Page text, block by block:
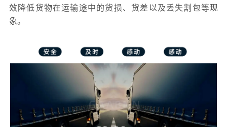
效降低货物在运输途中的货损、货差以及丢失割包等现
象。